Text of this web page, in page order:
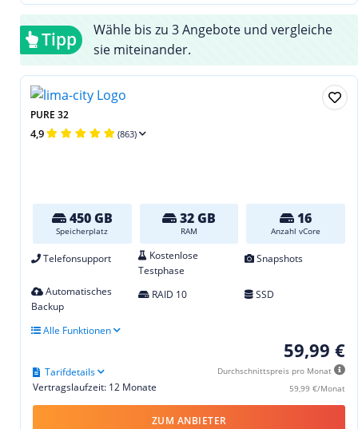
Tipp
Wähle bis zu 3 Angebote und vergleiche
sie miteinander.
PURE 32
4,9 (863)
450 GB
Speicherplatz
32 GB
RAM
16
Anzahl vCore
Telefonsupport
Kostenlose
Testphase
Snapshots
Automatisches
Backup
RAID 10 SSD
Alle Funktionen
59,99 €
Durchschnittspreis pro Monat
59,99 €/Monat
Vertragslaufzeit: 12 Monate
Tarifdetails
ZUM ANBIETER